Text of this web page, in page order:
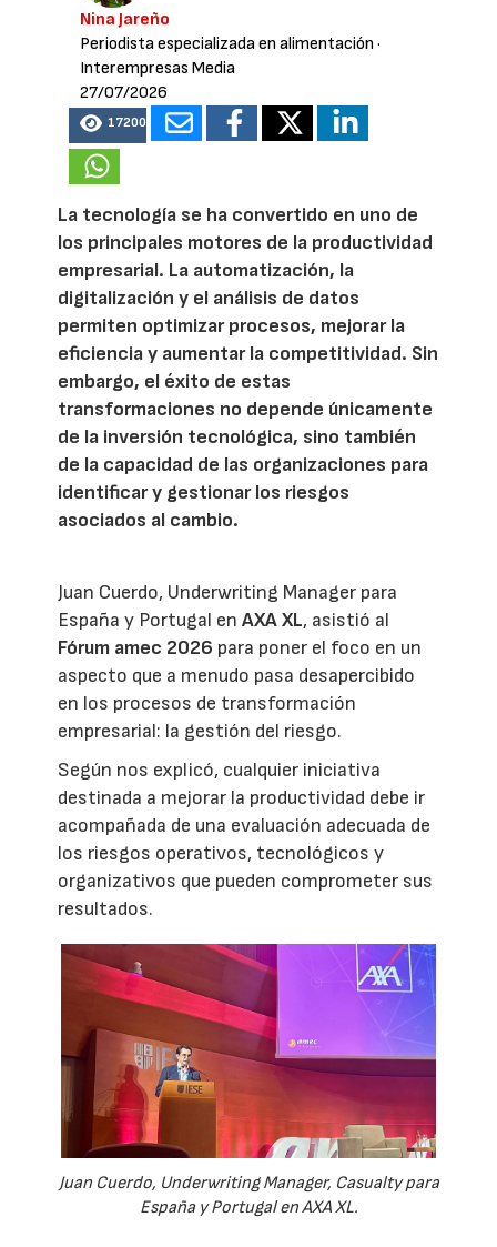
Nina Jareño
Periodista especializada en alimentación ·
Interempresas Media
27/07/2026
17200
La tecnología se ha convertido en uno de
los principales motores de la productividad
empresarial. La automatización, la
digitalización y el análisis de datos
permiten optimizar procesos, mejorar la
eficiencia y aumentar la competitividad. Sin
embargo, el éxito de estas
transformaciones no depende únicamente
de la inversión tecnológica, sino también
de la capacidad de las organizaciones para
identificar y gestionar los riesgos
asociados al cambio.
Juan Cuerdo, Underwriting Manager para
España y Portugal enAXA XL, asistió al
Fórum amec 2026 para poner el foco en un
aspecto que a menudo pasa desapercibido
en los procesos de transformación
empresarial: la gestión del riesgo.
Según nos explicó, cualquier iniciativa
destinada a mejorar la productividad debe ir
acompañada de una evaluación adecuada de
los riesgos operativos, tecnológicos y
organizativos que pueden comprometer sus
resultados.
Juan Cuerdo, Underwriting Manager, Casualty para
España y Portugal en AXA XL.